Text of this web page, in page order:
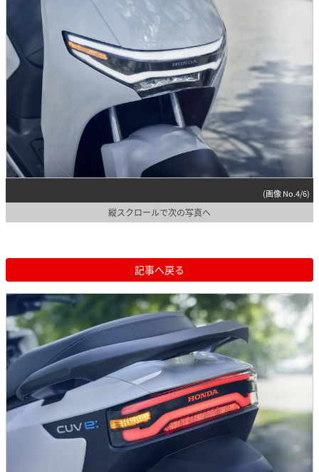
(画像 No.4/6)
縦スクロールで次の写真へ
記事へ戻る